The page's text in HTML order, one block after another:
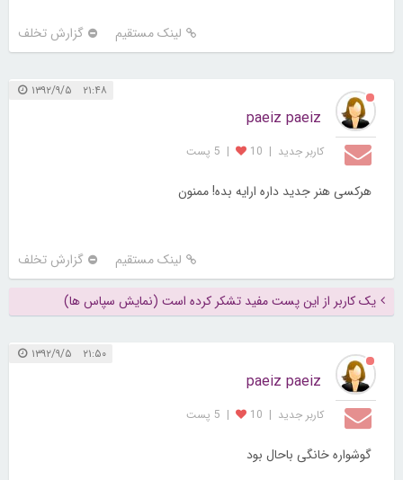
لینک مستقیم گزارش تخلف
۲۱:۴۸ ۱۳۹۲/۹/۵
paeiz paeiz
کاربر جديد |
10
| 5 پست
هرکسی هنر جدید داره ارایه بده! ممنون
لینک مستقیم گزارش تخلف
یک کاربر از این پست مفید تشکر کرده است (نمایش سپاس ها)
۲۱:۵۰ ۱۳۹۲/۹/۵
paeiz paeiz
کاربر جديد |
10
| 5 پست
گوشواره خانگی باحال بود